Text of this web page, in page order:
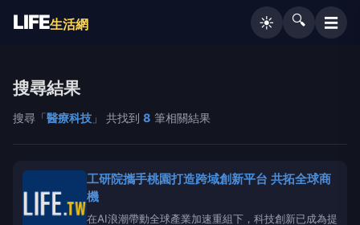
LIFE生活網 ☀️ 🔍 ☰
搜尋結果
搜尋「醫療科技 」 共找到 8 筆相關結果
工研院攜手桃園打造跨域創新平台 共拓全球商
機
在AI浪潮帶動全球產業加速重組下，科技創新已成為提